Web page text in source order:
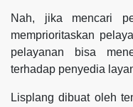
Nah, jika mencari
memprioritaskan
pelayanan bisa
terhadap penyedia
Lisplang dibuat oleh